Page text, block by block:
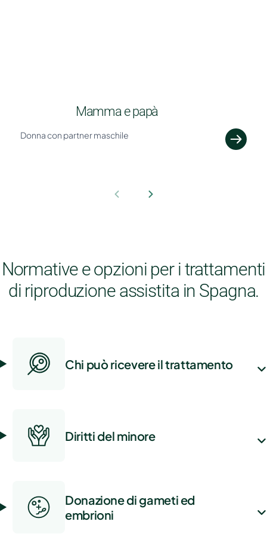
Mamma e papà
Donna con partner maschile
Normative e opzioni per i trattamenti
di riproduzione assistita in Spagna.
Chi può ricevere il trattamento
Diritti del minore
Donazione di gameti ed
embrioni